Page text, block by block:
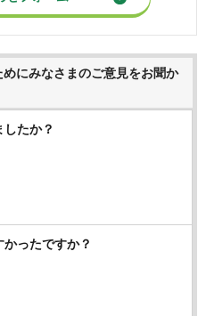
にみなさまのご意見をお聞か
たか？
ったですか？